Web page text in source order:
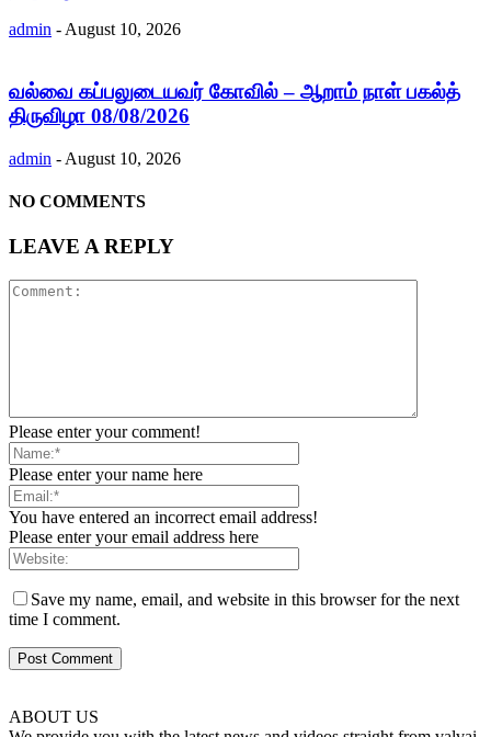
admin - August 10, 2026
வல்வை கப்பலுடையவர் கோவில் – ஆறாம் நாள் பகல்த்
திருவிழா 08/08/2026
admin - August 10, 2026
NO COMMENTS
LEAVE A REPLY
Please enter your comment!
Please enter your name here
You have entered an incorrect email address!
Please enter your email address here
Save my name, email, and website in this browser for the next
time I comment.
ABOUT US